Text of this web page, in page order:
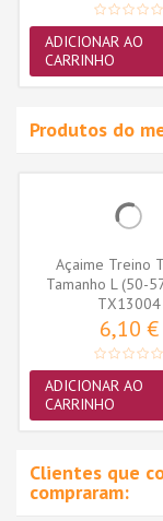
ADICIONAR AO
CARRINHO
Produtos do
Açaime Treino
Tamanho L (50-
(TX13004)
TX13004
6,10 €
ADICIONAR AO
CARRINHO
Clientes que
compraram: